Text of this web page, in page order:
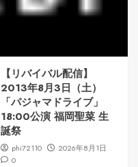
【リバイバル配信】
2013年8月3日（土）
「パジャマドライブ」
18:00公演 福岡聖菜 生
誕祭
phi72110
2026年8月1日
0